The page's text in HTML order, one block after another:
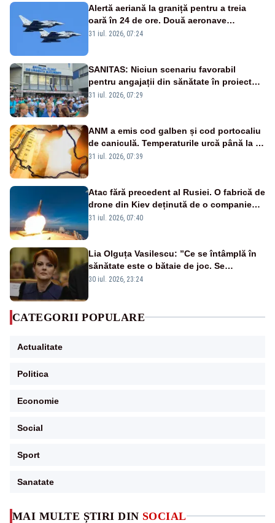
MAI MULTE ȘTIRI DIN SOCIAL
Alertă aeriană la graniță pentru a treia
oară în 24 de ore. Două aeronave
Eurofighter britanice au fost ridicate de la
31 iul. 2026, 07:24
SANITAS: Niciun scenariu favorabil
pentru angajații din sănătate în proiectul
Legii salarizării
31 iul. 2026, 07:29
ANM a emis cod galben și cod portocaliu
de caniculă. Temperaturile urcă până la 38
de grade, iar nopțile devin tropicale
31 iul. 2026, 07:39
Atac fără precedent al Rusiei. O fabrică de
drone din Kiev deținută de o companie
americană, distrusă de o rachetă
31 iul. 2026, 07:40
Lia Olguța Vasilescu: ”Ce se întâmplă în
sănătate este o bătaie de joc. Se
guvernează extraordinar de prost”
30 iul. 2026, 23:24
CATEGORII POPULARE
Actualitate
Politica
Economie
Social
Sport
Sanatate